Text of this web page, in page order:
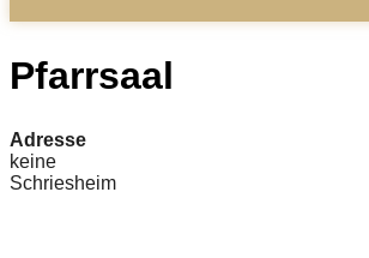
Pfarrsaal
Adresse
keine
Schriesheim